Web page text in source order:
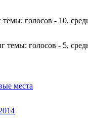
места